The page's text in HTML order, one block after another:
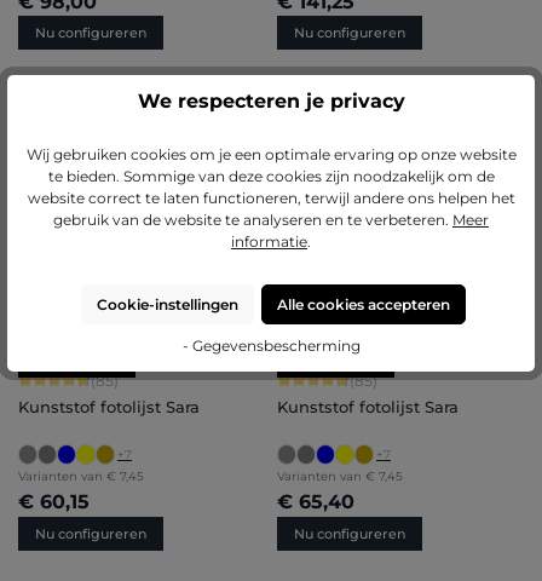
Nu configureren Nu configureren
Kunststof fotolijst Sara
+7
Varianten van€ 7,45
BESTSELLERS
Aluminium fotolijst Mika
+2
Varianten van € 17,25
€ 168,85
Nu configureren
Gemiddelde waardering van 4.71 van 5 sterren
(85)
Kunststof fotolijst Sara
+7
Varianten van € 7,45
€ 60,15
Nu configureren
Gemiddelde waardering van 4.71
(85)
Kunststof fotolijst Sara
+7
Varianten van € 7,45
€ 65,40
Nu configureren
We respecteren je privacy
Wij gebruiken cookies om je een optimale ervaring op onze website
te bieden. Sommige van deze cookies zijn noodzakelijk om de
website correct te laten functioneren, terwijl andere ons helpen het
gebruik van de website te analyseren en te verbeteren. Meer
informatie.
Cookie-instellingen Alle cookies accepteren
- Gegevensbescherming